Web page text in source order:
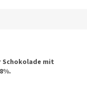
Schokolade mit